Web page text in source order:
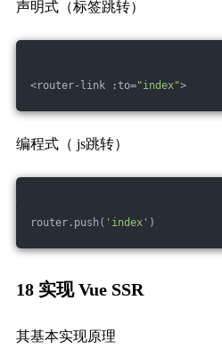
声明式（标签跳转）
<router-link :to="index">
编程式（ js跳转）
router.push( 'index' )
18 实现 Vue SSR
其基本实现原理